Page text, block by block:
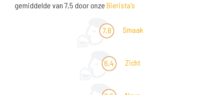
gemiddelde van 7,5 door onze Bierista's
7,8 Smaak
6,4 Zicht